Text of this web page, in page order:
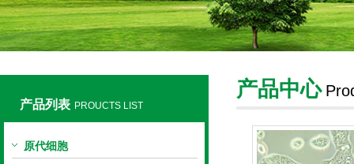
产品列表 PROUCTS LIST
原代细胞
产品中心